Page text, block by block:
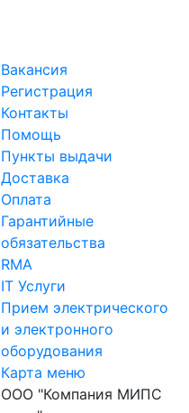
Вакансия
Регистрация
Контакты
Помощь
Пункты выдачи
Доставка
Оплата
Гарантийные
обязательства
RMA
IT Услуги
Прием электрического
и электронного
оборудования
Карта меню
ООО "Компания МИПС